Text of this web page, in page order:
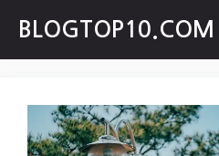
content
BLOGTOP10.COM